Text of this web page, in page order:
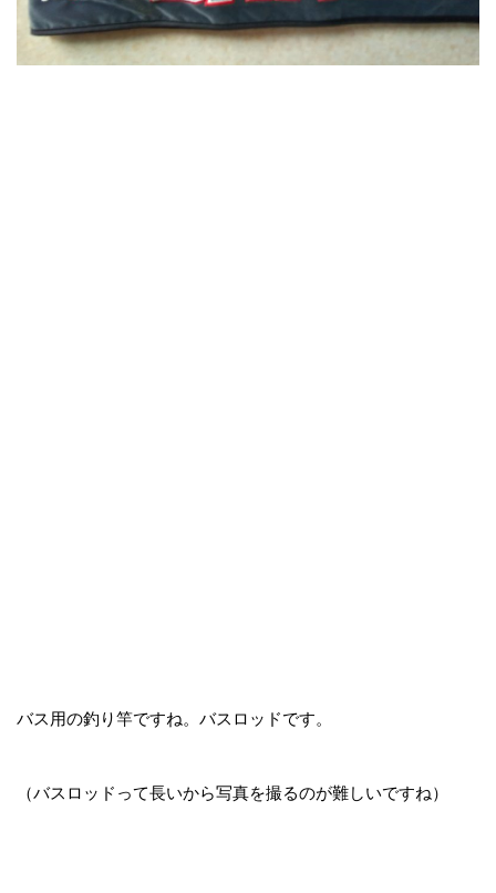
バス用の釣り竿ですね。バスロッドです。
（バスロッドって長いから写真を撮るのが難しいですね）